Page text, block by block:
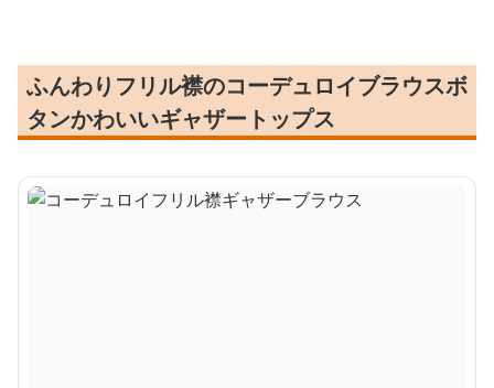
ふんわりフリル襟のコーデュロイブラウスボ
タンかわいいギャザートップス